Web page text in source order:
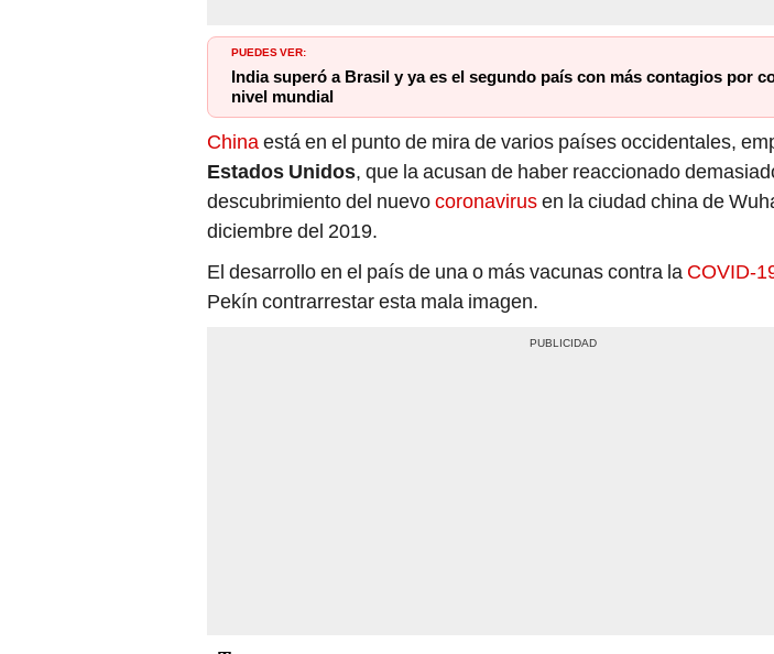
PUEDES VER:
India superó a Brasil y ya es el segundo país con más contagios por
nivel mundial
China está en el punto de mira de varios países occidentales,
Estados Unidos , que la acusan de haber reaccionado
descubrimiento del nuevo coronavirus en la ciudad china de
diciembre del 2019.
El desarrollo en el país de una o más vacunas contra la COVID-
Pekín contrarrestar esta mala imagen.